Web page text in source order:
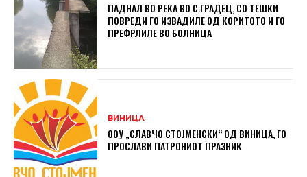
ПАДНАЛ ВО РЕКА ВО С.ГРАДЕЦ, СО ТЕШКИ
ПОВРЕДИ ГО ИЗВАДИЛЕ ОД КОРИТОТО И ГО
ПРЕФРЛИЛЕ ВО БОЛНИЦА
ВИНИЦА
ООУ „СЛАВЧО СТОЈМЕНСКИ“ ОД ВИНИЦА, ГО
ПРОСЛАВИ ПАТРОНИОТ ПРАЗНИК